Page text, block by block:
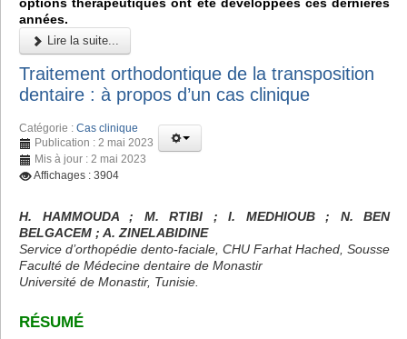
options thérapeutiques ont été développées ces dernières
années.
Lire la suite...
Traitement orthodontique de la transposition
dentaire : à propos d’un cas clinique
Catégorie : Cas clinique
Publication : 2 mai 2023
Mis à jour : 2 mai 2023
Affichages : 3904
H. HAMMOUDA ; M. RTIBI ; I. MEDHIOUB ; N. BEN
BELGACEM ; A. ZINELABIDINE
Service d’orthopédie dento-faciale, CHU Farhat Hached, Sousse
Faculté de Médecine dentaire de Monastir
Université de Monastir, Tunisie.
RÉSUMÉ